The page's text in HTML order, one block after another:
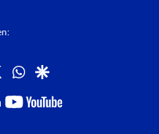
twitterwhatsapp
google
youtube-